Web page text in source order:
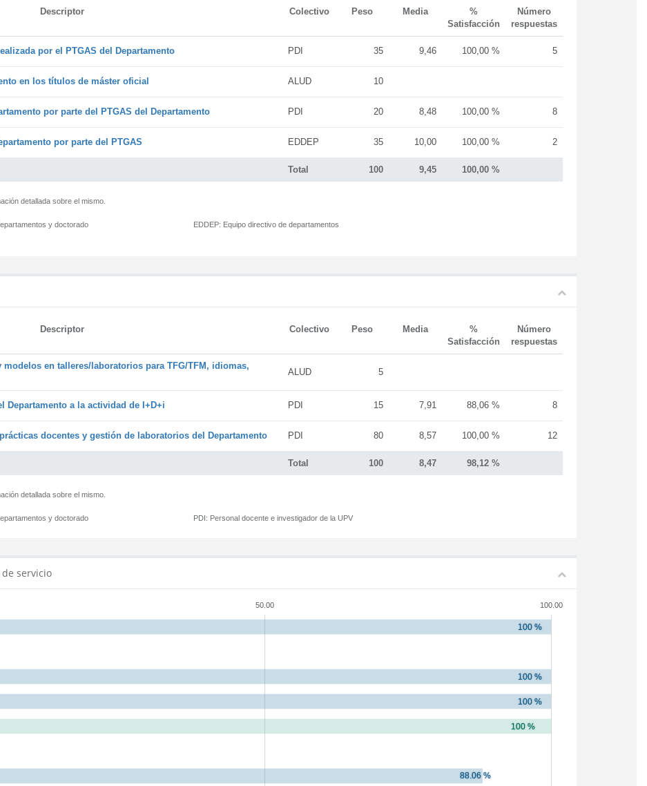
Descriptor Colectivo Peso Media
%
Satisfacción
Número
respuestas
Total 100 9,45 100,00 %
por el PTGAS del Departamento PDI 35 9,46 100,00 % 5
en los títulos de máster oficial ALUD 10
por parte del PTGAS del Departamento PDI 20 8,48 100,00 % 8
por parte del PTGAS EDDEP 35 10,00 100,00 % 2
detallada sobre el mismo.
y doctorado
EDDEP: Equipo directivo de departamentos
Descriptor Colectivo Peso Media
%
Satisfacción
Número
respuestas
Total 100 8,47 98,12 %
en talleres/laboratorios para TFG/TFM, idiomas,
ALUD 5
a la actividad de I+D+i PDI 15 7,91 88,06 % 8
docentes y gestión de laboratorios del Departamento PDI 80 8,57 100,00 % 12
detallada sobre el mismo.
y doctorado PDI: Personal docente e investigador de la UPV
servicio
50.00 100.00